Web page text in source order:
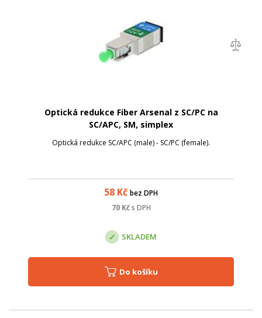
Optická redukce Fiber Arsenal z SC/PC na
SC/APC, SM, simplex
Optická redukce SC/APC (male) - SC/PC (female).
58 Kč bez DPH
70Kč s DPH
SKLADEM
Do košíku